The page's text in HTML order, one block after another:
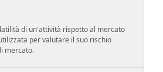
di un'attività rispetto al mercato
per valutare il suo rischio
mercato.